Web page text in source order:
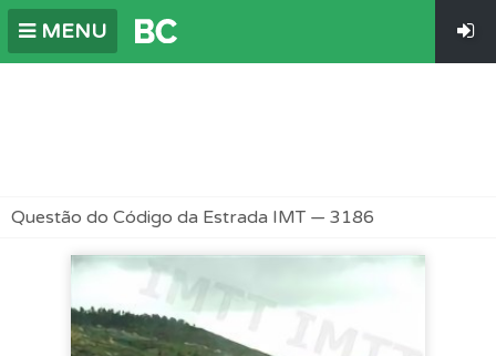
MENU
Questão do Código da Estrada IMT — 3186